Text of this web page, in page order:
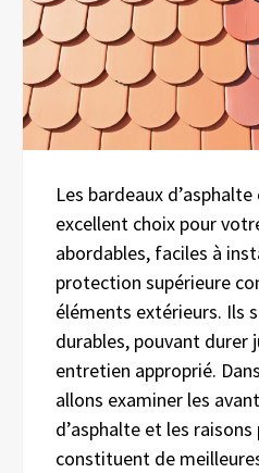
Les bardeaux
excellent choix pour
abordables, faciles à
protection supérieure
éléments extérieurs. Ils
durables, pouvant durer
entretien approprié.
allons examiner les
d’asphalte et les
constituent de